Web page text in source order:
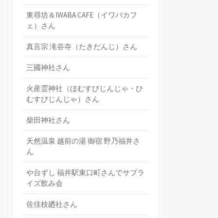
東尋坊＆IWABA CAFE（イワバカフ
ェ）さん
真言宗 滝谷寺（たきだんじ）さん
三國神社さん
火産霊神社（ほむすびじんじゃ・ひ
むすびじんじゃ）さん
柴田神社さん
天然温泉 越前の湯 御宿 野乃福井さ
ん
や台ずし 福井駅東口町さんでサプラ
イズ飲み会
佐佳枝廼社さん